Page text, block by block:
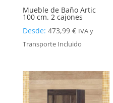
Mueble de Baño Artic
100 cm. 2 cajones
Desde: 473,99 € IVA y
Transporte Incluido